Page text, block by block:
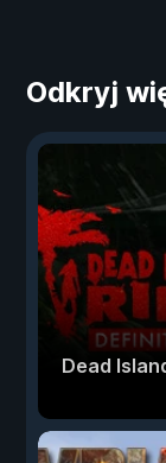
Odkryj
Dead